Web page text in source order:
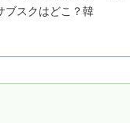
ブスクはどこ？韓